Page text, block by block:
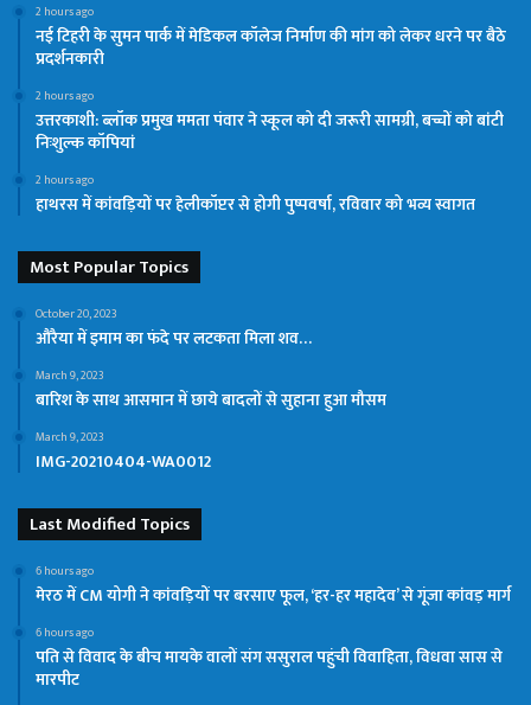
2 hours ago
नई टिहरी के सुमन पार्क में मेडिकल कॉलेज निर्माण की मांग को लेकर धरने पर बैठे
प्रदर्शनकारी
2 hours ago
उत्तरकाशी: ब्लॉक प्रमुख ममता पंवार ने स्कूल को दी जरूरी सामग्री, बच्चों को बांटी
निःशुल्क कॉपियां
2 hours ago
हाथरस में कांवड़ियों पर हेलीकॉप्टर से होगी पुष्पवर्षा, रविवार को भव्य स्वागत
Most Popular Topics
October 20, 2023
औरैया में इमाम का फंदे पर लटकता मिला शव…
March 9, 2023
बारिश के साथ आसमान में छाये बादलों से सुहाना हुआ मौसम
March 9, 2023
IMG-20210404-WA0012
Last Modified Topics
6 hours ago
मेरठ में CM योगी ने कांवड़ियों पर बरसाए फूल, ‘हर-हर महादेव’ से गूंजा कांवड़ मार्ग
6 hours ago
पति से विवाद के बीच मायके वालों संग ससुराल पहुंची विवाहिता, विधवा सास से
मारपीट